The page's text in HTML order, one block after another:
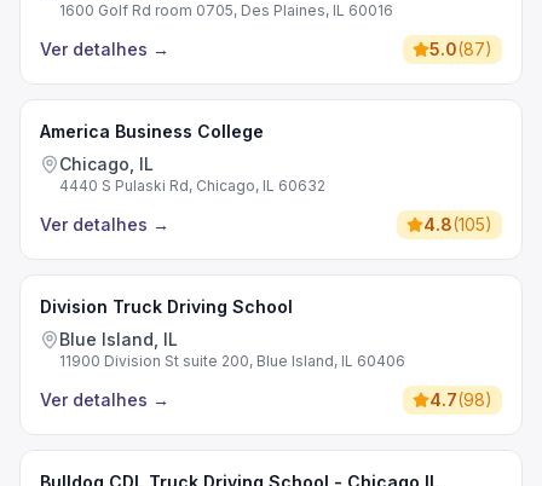
1600 Golf Rd room 0705, Des Plaines, IL 60016
Ver detalhes → 5.0(87)
America Business College
Chicago, IL
4440 S Pulaski Rd, Chicago, IL 60632
Ver detalhes → 4.8(105)
Division Truck Driving School
Blue Island, IL
11900 Division St suite 200, Blue Island, IL 60406
Ver detalhes → 4.7(98)
Bulldog CDL Truck Driving School - Chicago IL